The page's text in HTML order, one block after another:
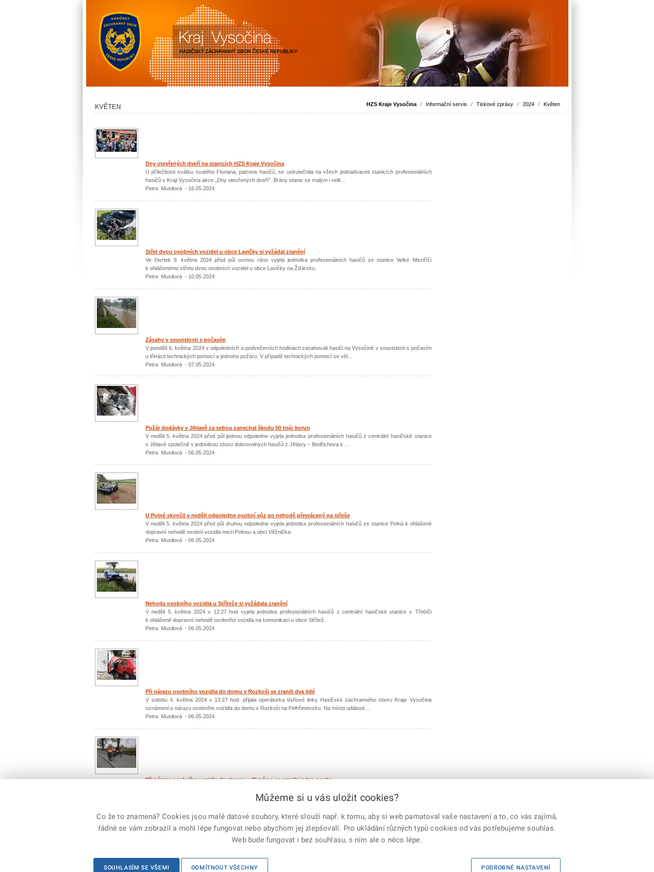
HZS Kraje Vysočina / Informační servis / Tiskové zprávy / 2024 / Květen
KVĚTEN
Dny otevřených dveří na stanicích HZS Kraje Vysočina
U příležitosti svátku svatého Floriana, patrona hasičů, se uskutečnila na všech jednadvaceti stanicích profesionálních
hasičů v Kraji Vysočina akce „Dny otevřených dveří“. Brány stanic se malým i velk...
Petra Musilová - 16.05.2024
Střet dvou osobních vozidel u obce Lavičky si vyžádal zranění
Ve čtvrtek 9. května 2024 před půl osmou ráno vyjela jednotka profesionálních hasičů ze stanice Velké Meziříčí
k ohlášenému střetu dvou osobních vozidel u obce Lavičky na Žďársku.
Petra Musilová - 10.05.2024
Zásahy v souvislosti s počasím
V pondělí 6. května 2024 v odpoledních a podvečerních hodinách zasahovali hasiči na Vysočině v souvislosti s počasím
u třinácti technických pomocí a jednoho požáru. V případě technických pomocí se vět...
Petra Musilová - 07.05.2024
Požár dodávky v Jihlavě za sebou zanechal škodu 50 tisíc korun
V neděli 5. května 2024 před půl jednou odpoledne vyjela jednotka profesionálních hasičů z centrální hasičské stanice
v Jihlavě společně s jednotkou sboru dobrovolných hasičů z Jihlavy – Bedřichova k ...
Petra Musilová - 06.05.2024
U Polné skončil v neděli odpoledne osobní vůz po nehodě převrácený na střeše
V neděli 5. května 2024 před půl druhou odpoledne vyjela jednotka profesionálních hasičů ze stanice Polná k ohlášené
dopravní nehodě osobní vozidla mezi Polnou a obcí Věžnička.
Petra Musilová - 06.05.2024
Nehoda osobního vozidla u Stříteže si vyžádala zranění
V neděli 5. května 2024 v 12:27 hod vyjela jednotka profesionálních hasičů z centrální hasičské stanice v Třebíči
k ohlášené dopravní nehodě osobního vozidla na komunikaci u obce Střítež.
Petra Musilová - 06.05.2024
Při nárazu osobního vozidla do domu v Rozkoši se zranili dva lidé
V sobotu 4. května 2024 v 13:27 hod. přijala operátorka tísňové linky Hasičské záchranného sboru Kraje Vysočina
oznámení o nárazu osobního vozidla do domu v Rozkoši na Pelhřimovsku. Na místo události ...
Petra Musilová - 06.05.2024
Při nárazu osobního vozidla do stromu u Rynárce se zranila jedna osoba
v Pelhřimově k ohlášenému nárazu osobního vozidla do stromu u Rynárce.
© 2026 Generální ředitelství Hasičského záchranného sboru ČR, všechna práva vyhrazena
Můžeme si u vás uložit cookies?
Co že to znamená? Cookies jsou malé datové soubory, které slouží např. k tomu, aby si web pamatoval vaše nastavení a to, co vás zajímá,
řádně se vám zobrazil a mohl lépe fungovat nebo abychom jej zlepšovali. Pro ukládání různých typů cookies od vás potřebujeme souhlas.
Web bude fungovat i bez souhlasu, s ním ale o něco lépe.
SOUHLASÍM SE VŠEMI ODMÍTNOUT VŠECHNY PODROBNÉ NASTAVENÍ